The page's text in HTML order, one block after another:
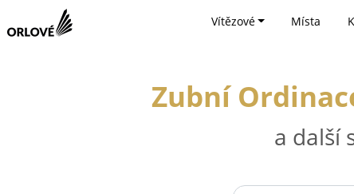
Vítězové Místa
Zubní
a další